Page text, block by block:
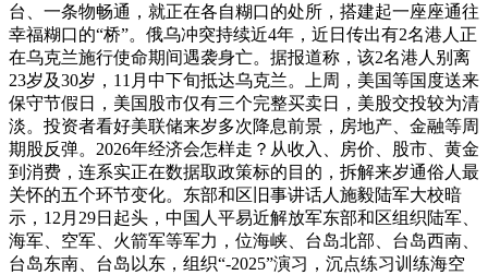
台、一条物畅通，就正在各自糊口的处所，搭建起一座座通往
幸福糊口的“桥”。俄乌冲突持续近4年，近日传出有2名港人正
在乌克兰施行使命期间遇袭身亡。据报道称，该2名港人别离
23岁及30岁，11月中下旬抵达乌克兰。上周，美国等国度送来
保守节假日，美国股市仅有三个完整买卖日，美股交投较为清
淡。投资者看好美联储来岁多次降息前景，房地产、金融等周
期股反弹。2026年经济会怎样走？从收入、房价、股市、黄金
到消费，连系实正在数据取政策标的目的，拆解来岁通俗人最
关怀的五个环节变化。东部和区旧事讲话人施毅陆军大校暗
示，12月29日起头，中国人平易近解放军东部和区组织陆军、
海军、空军、火箭军等军力，位海峡、台岛北部、台岛西南、
台岛东南、台岛以东，组织“-2025”演习，沉点练习训练海空